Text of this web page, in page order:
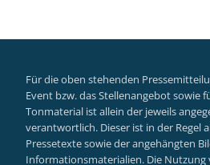
Für die oben stehenden
Event bzw. das Stellenangebot sowie
Tonmaterial ist allein der jeweils
verantwortlich. Dieser ist in der Regel
Pressetexte sowie der angehängten
Informationsmaterialien. Die